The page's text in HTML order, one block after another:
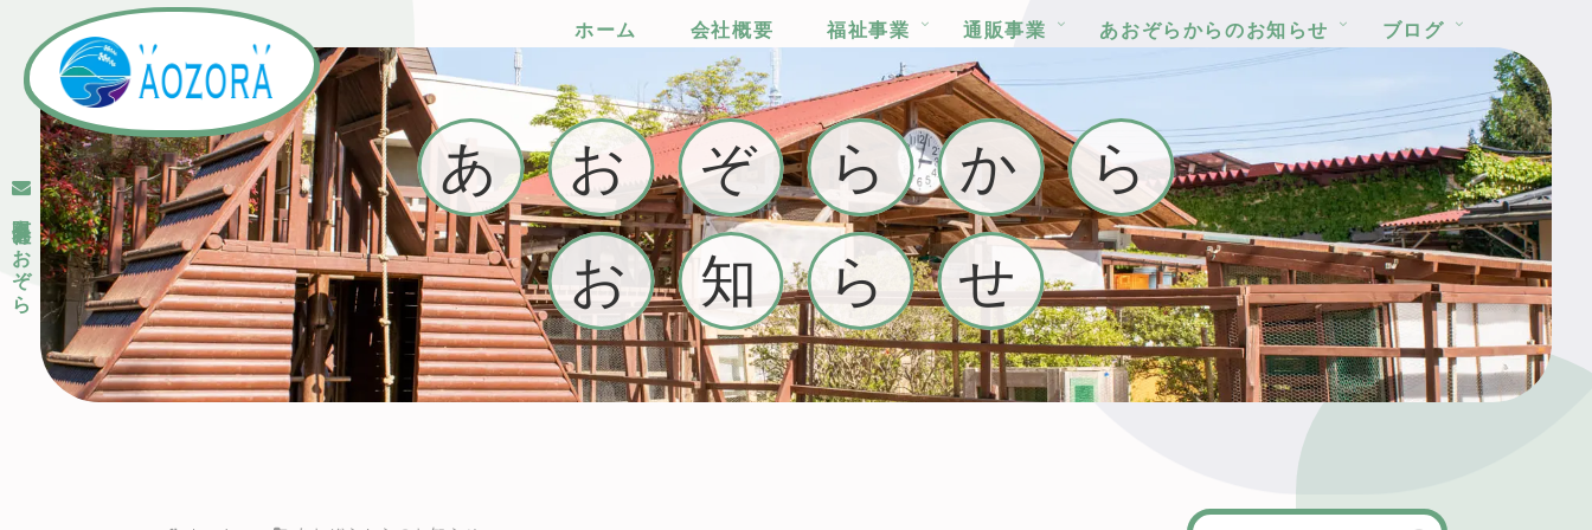
有限会社あおぞら
ホーム 会社概要 福祉事業 通販事業 あおぞらからのお知らせ ブログ
あ お ぞ ら か
ら
お
知 ら せ